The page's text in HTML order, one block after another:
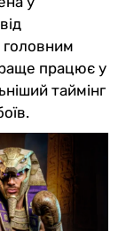
головним
працює у
таймінг